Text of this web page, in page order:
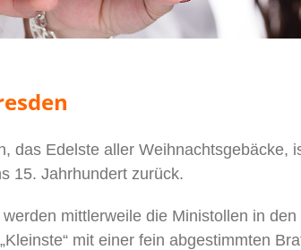
das Edelste aller Weihnachtsgebäcke,
15. Jahrhundert zurück.
mittlerweile die Ministollen in
mit einer fein abgestimmten